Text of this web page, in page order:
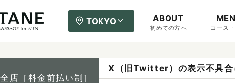
TOKYO ABOUT
初めての方へ コース
全店［料金前払い制］
X（旧Twitter）の表示不具合